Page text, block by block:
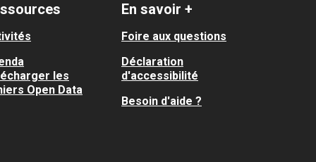
les
Open Data
En savoir +
Foire aux questions
Déclaration
d'accessibilité
Besoin d'aide ?